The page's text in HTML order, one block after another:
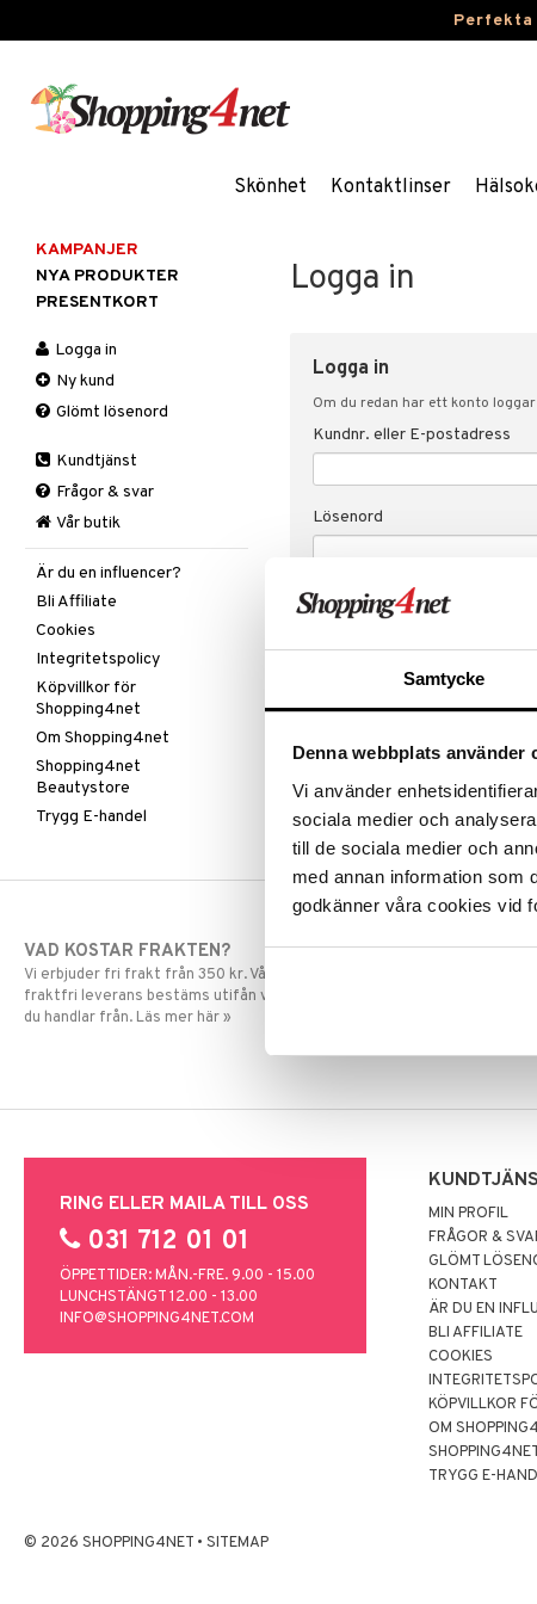
Samtycke
Denna webbplats använder
Vi använder
sociala medier och
till de sociala medier och
med annan information som
godkänner våra cookies vid
Perfekta
Skönhet Kontaktlinser
Logga in
Logga in
Om du redan har ett konto
Kundnr. eller E-postadress
Lösenord
KAMPANJER
NYA PRODUKTER
PRESENTKORT
Logga in
Ny kund
Glömt lösenord
Kundtjänst
Frågor & svar
Vår butik
Är du en influencer?
Bli Affiliate
Cookies
Integritetspolicy
Köpvillkor för
Shopping4net
Om Shopping4net
Shopping4net
Beautystore
Trygg E-handel
VAD KOSTAR FRAKTEN?
Vi erbjuder fri frakt från 350 kr. Vår gräns för
fraktfri leverans bestäms utifån vilken avdelning
du handlar från. Läs mer här »
SNABBA
Beställningar
RING ELLER MAILA TILL OSS
031 712 01 01
ÖPPETTIDER: MÅN.-FRE. 9.00 - 15.00
LUNCHSTÄNGT 12.00 - 13.00
INFO@SHOPPING4NET.COM
MIN PROFIL
FRÅGOR &
GLÖMT
KONTAKT
ÄR DU EN
BLI AFFILIATE
COOKIES
KÖPVILLKOR
OM
TRYGG E-
© 2026 SHOPPING4NET • SITEMAP